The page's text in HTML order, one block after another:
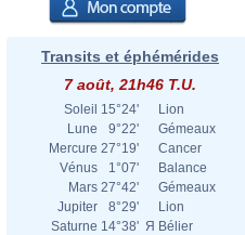
Transits et éphémérides
7 août, 21h46 T.U.
Soleil 15°24'
Lion
Lune
9°22'
Gémeaux
Mercure 27°19'
Cancer
Vénus
1°07'
Balance
Mars 27°42'
Gémeaux
Jupiter
8°29'
Lion
Saturne 14°38' Я Bélier